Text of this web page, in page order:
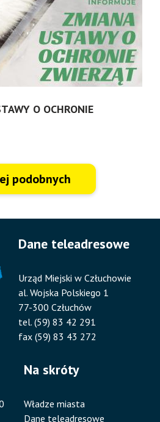
O OCHRONIE
podobnych
Dane teleadresowe
Urząd Miejski w Człuchowie
al. Wojska Polskiego 1
77-300 Człuchów
tel. (59) 83 42 291
fax (59) 83 43 272
Na skróty
Władze miasta
Dane teleadresowe